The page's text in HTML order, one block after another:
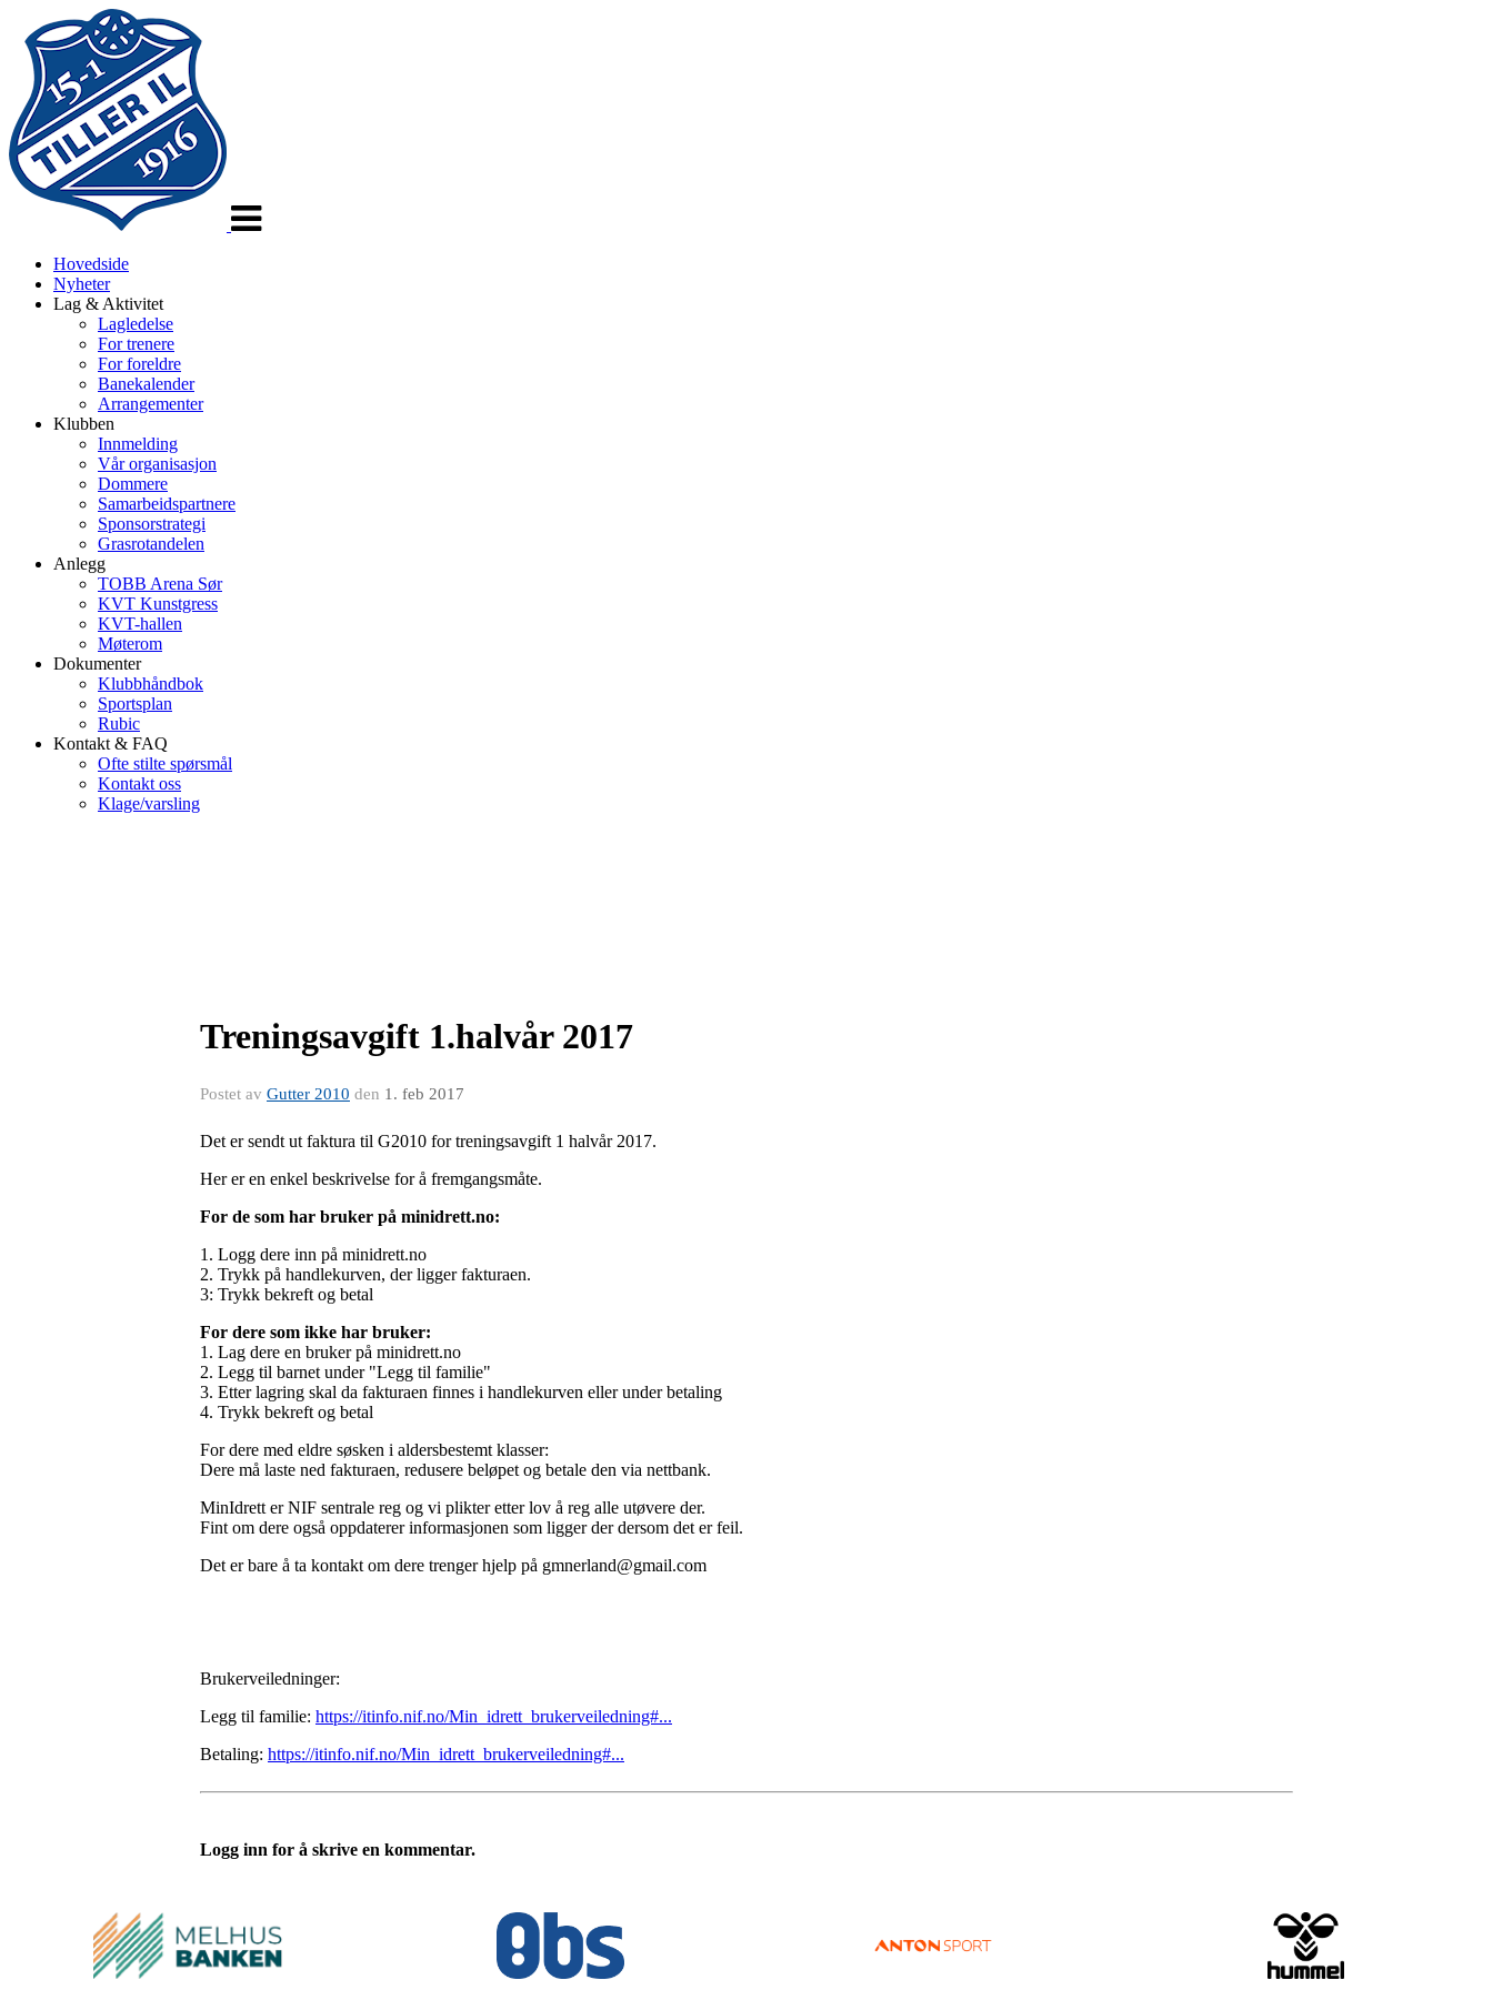
Hovedside
Nyheter
Lag & Aktivitet
Lagledelse
For trenere
For foreldre
Banekalender
Arrangementer
Klubben
Innmelding
Vår organisasjon
Dommere
Samarbeidspartnere
Sponsorstrategi
Grasrotandelen
Anlegg
TOBB Arena Sør
KVT Kunstgress
KVT-hallen
Møterom
Dokumenter
Klubbhåndbok
Sportsplan
Rubic
Kontakt & FAQ
Ofte stilte spørsmål
Kontakt oss
Klage/varsling
Treningsavgift 1.halvår 2017
Postet av Gutter 2010 den 1. feb 2017
Det er sendt ut faktura til G2010 for treningsavgift 1 halvår 2017.
Her er en enkel beskrivelse for å fremgangsmåte.
For de som har bruker på minidrett.no:
1. Logg dere inn på minidrett.no
2. Trykk på handlekurven, der ligger fakturaen.
3: Trykk bekreft og betal
For dere som ikke har bruker:
1. Lag dere en bruker på minidrett.no
2. Legg til barnet under "Legg til familie"
3. Etter lagring skal da fakturaen finnes i handlekurven eller under betaling
4. Trykk bekreft og betal
For dere med eldre søsken i aldersbestemt klasser:
Dere må laste ned fakturaen, redusere beløpet og betale den via nettbank.
MinIdrett er NIF sentrale reg og vi plikter etter lov å reg alle utøvere der.
Fint om dere også oppdaterer informasjonen som ligger der dersom det er feil.
Det er bare å ta kontakt om dere trenger hjelp på gmnerland@gmail.com
Brukerveiledninger:
Legg til familie: https://itinfo.nif.no/Min_idrett_brukerveiledning#...
Betaling: https://itinfo.nif.no/Min_idrett_brukerveiledning#...
Logg inn for å skrive en kommentar.